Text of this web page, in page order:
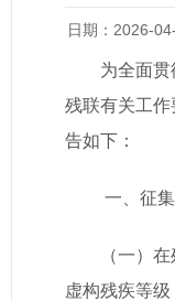
日期：2026-
为全面
残联有关工
告如下：
一、征
（一）
虚构残疾等